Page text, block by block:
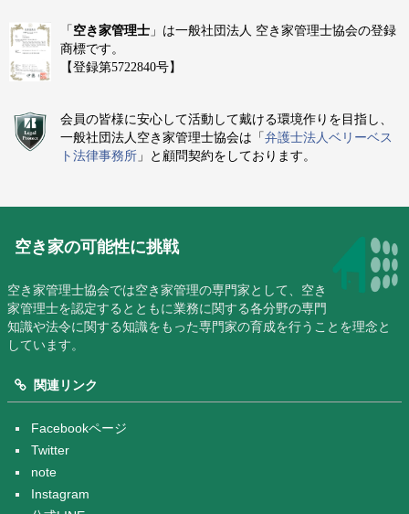
「 空き家管理士 」は一般社団法人 空き家管理士協会の登録
商標です。
【登録第5722840号】
会員の皆様に安心して活動して戴ける環境作りを目指し、
一般社団法人空き家管理士協会は「弁護士法人ベリーベス
ト法律事務所 」と顧問契約をしております。
空き家の可能性に挑戦
空き家管理士協会では空き家管理の専門家として、空き
家管理士を認定するとともに業務に関する各分野の専門
知識や法令に関する知識をもった専門家の育成を行うことを理念と
しています。
関連リンク
Facebookページ
Twitter
note
Instagram